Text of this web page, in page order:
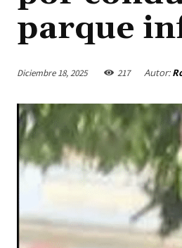
parque
Diciembre 18, 2025 217 Autor: